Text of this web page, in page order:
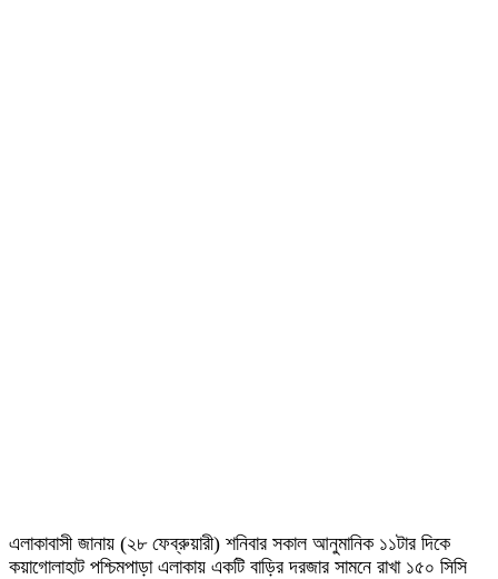
এলাকাবাসী জানায় (২৮ ফেব্রুয়ারী) শনিবার সকাল আনুমানিক ১১টার দিকে
কয়াগোলাহাট পশ্চিমপাড়া এলাকায় একটি বাড়ির দরজার সামনে রাখা ১৫০ সিসি